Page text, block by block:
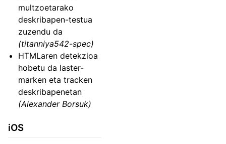
multzoetarako
deskribapen-testua
zuzendu da
(titanniya542-spec)
HTMLaren detekzioa
hobetu da laster-
marken eta tracken
deskribapenetan
(Alexander Borsuk)
iOS